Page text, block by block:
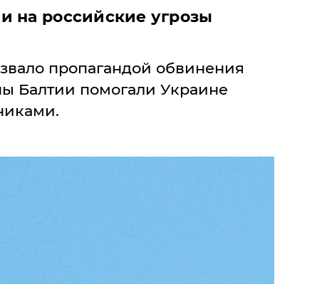
на российские угрозы
пропагандой обвинения
Балтии помогали Украине